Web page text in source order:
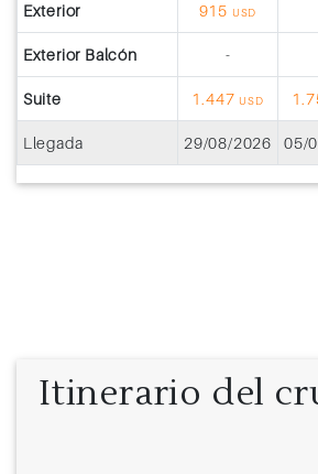
Exterior 915 USD
Exterior Balcón -
Suite 1.447 USD
Llegada 29/08/2026 05/
Itinerario del